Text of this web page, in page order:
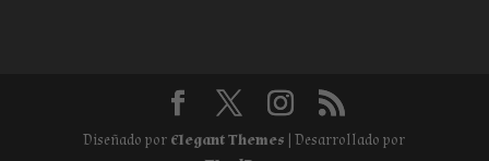
Diseñado por Elegant Themes | Desarrollado por